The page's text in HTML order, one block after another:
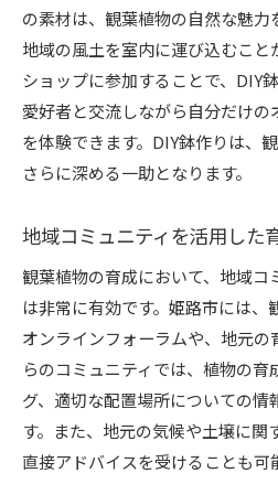
の素材は、観葉植物の自然な魅力
地域の風土を室内に運び込むこと
ショップに参加することで、DIY
愛好者と交流しながら自分だけの
を体験できます。DIY鉢作りは、
さらに深める一助となります。
地域コミュニティを活用した
観葉植物の育成において、地域コ
は非常に有効です。姫路市には、
オンラインフォーラムや、地元の
らのコミュニティでは、植物の
グ、適切な配置場所についての情
す。また、地元の気候や土壌に関
直接アドバイスを受けることも可